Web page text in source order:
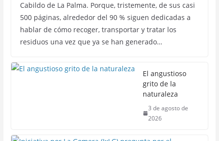
Cabildo de La Palma. Porque, tristemente, de sus casi
500 páginas, alrededor del 90 % siguen dedicadas a
hablar de cómo recoger, transportar y tratar los
residuos una vez que ya se han generado…
El angustioso
grito de la
naturaleza
3 de agosto de
2026